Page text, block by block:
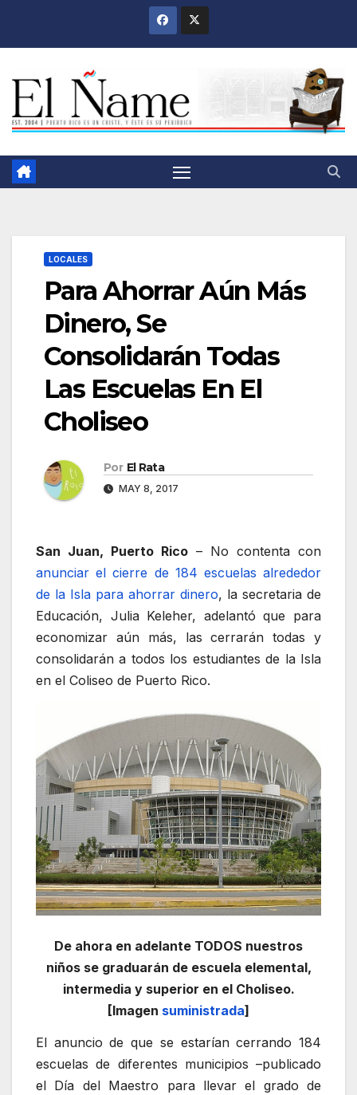
LOCALES
Para Ahorrar Aún Más
Dinero, Se
Consolidarán Todas
Las Escuelas En El
Choliseo
Por El Rata
MAY 8, 2017
San Juan, Puerto Rico – No contenta con
anunciar el cierre de 184 escuelas alrededor
de la Isla para ahorrar dinero, la secretaria de
Educación, Julia Keleher, adelantó que para
economizar aún más, las cerrarán todas y
consolidarán a todos los estudiantes de la Isla
en el Coliseo de Puerto Rico.
De ahora en adelante TODOS nuestros
niños se graduarán de escuela elemental,
intermedia y superior en el Choliseo.
[Imagen suministrada]
El anuncio de que se estarían cerrando 184
escuelas de diferentes municipios –publicado
el Día del Maestro para llevar el grado de